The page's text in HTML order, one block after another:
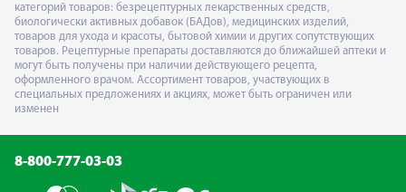
категорий товаров: безрецептурных лекарственных средств,
биологически активных добавок (БАДов), медицинских изделий,
товаров для ухода и красоты, бытовой химии и других сопутствующих
товаров. Рецептурные препараты доставляются до ближайшей аптеки и
могут быть получены при наличии действующего рецепта,
оформленного врачом. Ассортимент товаров, участвующих в
специальных предложениях и акциях, может быть ограничен или
изменен
8-800-777-03-03